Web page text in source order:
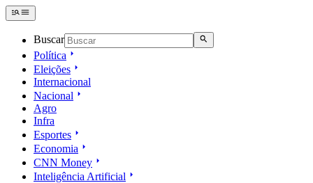
Buscar
Política
Eleições
Internacional
Nacional
Agro
Infra
Esportes
Economia
CNN Money
Inteligência Artificial